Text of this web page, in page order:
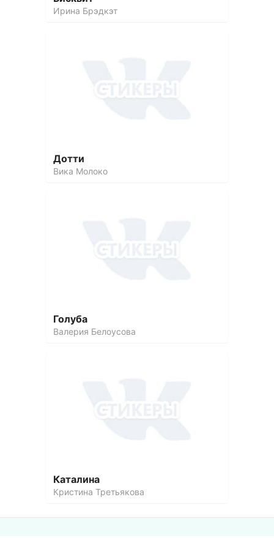
Ирина Брэдкэт
Дотти
Вика Молоко
Голуба
Валерия Белоусова
Каталина
Кристина Третьякова